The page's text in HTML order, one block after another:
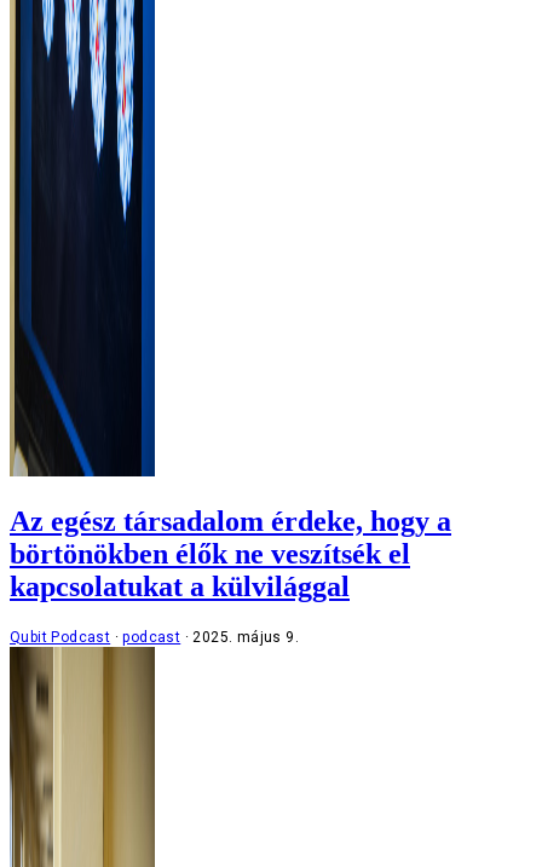
Az egész társadalom érdeke, hogy a
börtönökben élők ne veszítsék el
kapcsolatukat a külvilággal
Qubit Podcast podcast 2025. május 9.